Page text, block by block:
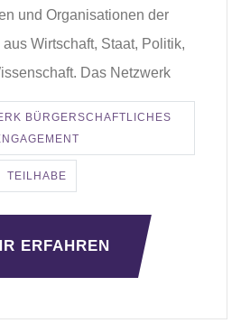
und Organisationen der
Wirtschaft, Staat, Politik,
Das Netzwerk
BÜRGERSCHAFTLICHES
TEILHABE
ERFAHREN